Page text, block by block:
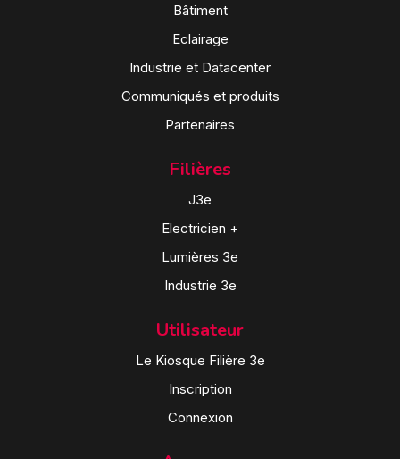
Bâtiment
Eclairage
Industrie et Datacenter
Communiqués et produits
Partenaires
Filières
J3e
Electricien +
Lumières 3e
Industrie 3e
Utilisateur
Le Kiosque Filière 3e
Inscription
Connexion